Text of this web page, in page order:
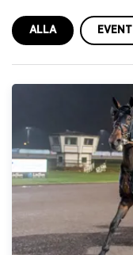
ALLA EVENT